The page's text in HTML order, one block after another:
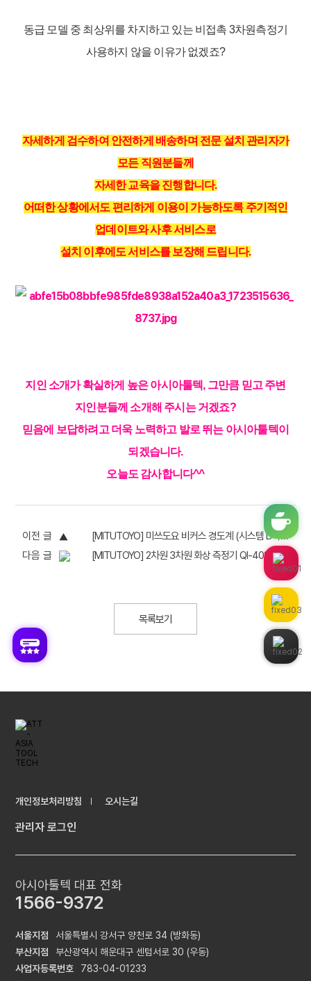
동급 모델 중 최상위를 차지하고 있는 비접촉 3차원측정기
사용하지 않을 이유가 없겠죠?
자세하게 검수하여 안전하게 배송하며 전문 설치 관리자가
모든 직원분들께
자세한 교육을 진행합니다.
어떠한 상황에서도 편리하게 이용이 가능하도록 주기적인
업데이트와 사후 서비스로
설치 이후에도 서비스를 보장해 드립니다.
지인 소개가 확실하게 높은 아시아툴텍, 그만큼 믿고 주변
지인분들께 소개해 주시는 거겠죠?
믿음에 보답하려고 더욱 노력하고 발로 뛰는 아시아툴텍이
되겠습니다.
오늘도 감사합니다^^
이전 글
[MITUTOYO] 미쓰도요 비커스 경도계 (시스템 D타입 설치 리뷰)
다음 글
[MITUTOYO] 2차원 3차원 화상 측정기 QI-4020D 설치 후기의 건(전시상품)
목록보기
개인정보처리방침 오시는길
관리자 로그인
서울지점
서울특별시 강서구 양천로 34 (방화동)
부산지점
부산광역시 해운대구 센텀서로 30 (우동)
사업자등록번호
783-04-01233
아시아툴텍 대표 전화
1566-9372